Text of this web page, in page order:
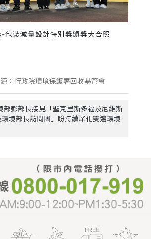
包裝減量設計特別獎頒獎大合照
：行政院環境保護署回收基管會
部彭部長接見「聖克里斯多福及尼維斯
境部長訪問團」盼持續深化雙邊環境